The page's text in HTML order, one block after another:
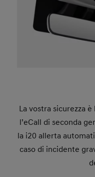
La vostra sicurezza
l’eCall di seconda
la i20 allerta
caso di incidente